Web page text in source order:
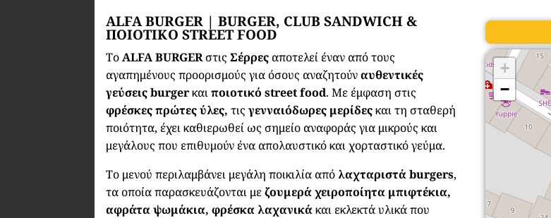
ALFA BURGER | BURGER, CLUB SANDWICH &
ΠΟΙΟΤΙΚΟ STREET FOOD
ΤοALFA BURGERστιςΣέρρες αποτελεί έναν από τους
αγαπημένους προορισμούς για όσους αναζητούναυθεντικές
γεύσεις burgerκαιποιοτικό street food. Με έμφαση στις
φρέσκες πρώτες ύλες, τιςγενναιόδωρες μερίδεςκαι τη σταθερή
ποιότητα, έχει καθιερωθεί ως σημείο αναφοράς για μικρούς και
μεγάλους που επιθυμούν ένα απολαυστικό και χορταστικό γεύμα.
Το μενού περιλαμβάνει μεγάλη ποικιλία από λαχταριστά burgers,
τα οποία παρασκευάζονται μεζουμερά χειροποίητα μπιφτέκια,
αφράτα ψωμάκια, φρέσκα λαχανικάκαι εκλεκτά υλικά που
+
−